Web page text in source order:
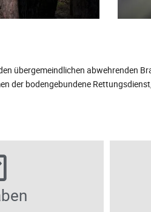
übergemeindlichen abwehrenden
der bodengebundene